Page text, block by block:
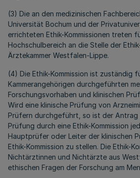
(3) Die an den medizinischen
Universität Bochum und der
errichteten Ethik-Kommissionen treten
Hochschulbereich an die Stelle der
Ärztekammer Westfalen-Lippe.
(4) Die Ethik-Kommission ist zuständig
Kammerangehörigen durchgeführten
Forschungsvorhaben und klinischen
Wird eine klinische Prüfung von
Prüfern durchgeführt, so ist der Antrag
Prüfung durch eine Ethik-Kommission
Hauptprüfer oder Leiter der klinischen
Ethik-Kommission zu stellen. Die Ethik-
Nichtärztinnen und Nichtärzte aus
ethischen Fragen der Forschung am